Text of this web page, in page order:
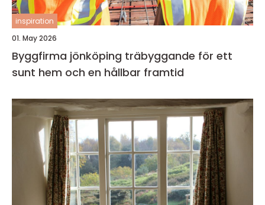
inspiration
01. May 2026
Byggfirma jönköping träbyggande för ett
sunt hem och en hållbar framtid